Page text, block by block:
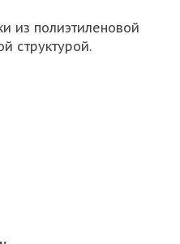
из полиэтиленовой
структурой.